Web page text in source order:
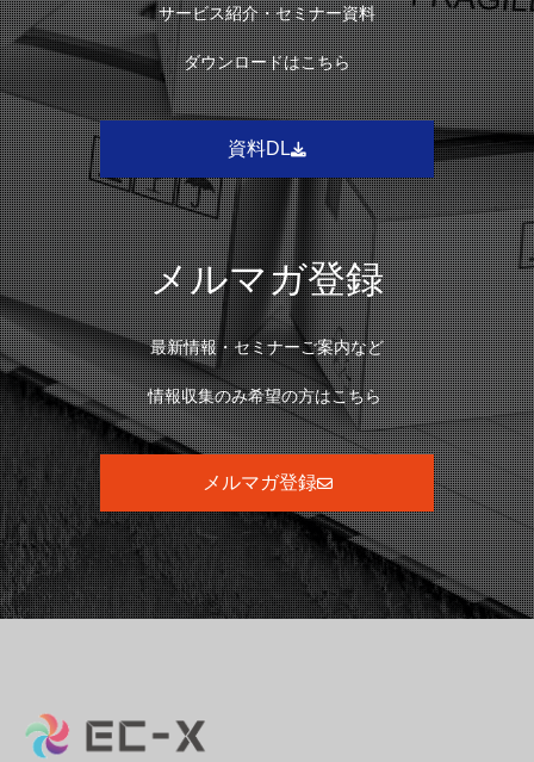
サービス紹介・セミナー資料
ダウンロードはこちら
資料DL
メルマガ登録
最新情報・セミナーご案内など
情報収集のみ希望の方はこちら
メルマガ登録